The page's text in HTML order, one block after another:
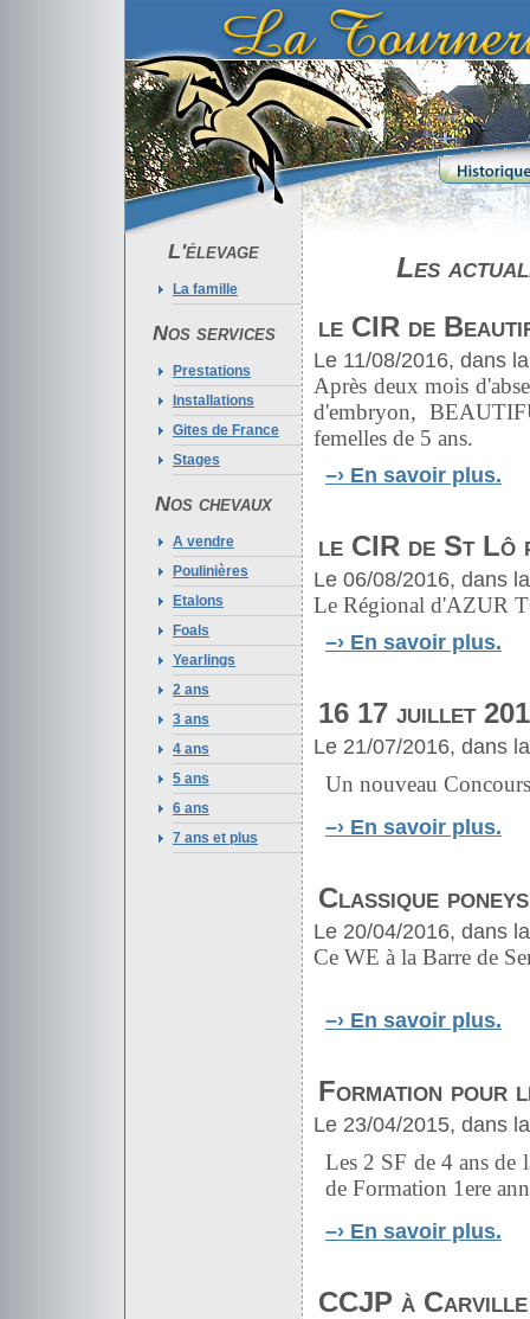
L'élevage
La famille
Nos services
Prestations
Installations
Gites de France
Stages
Nos chevaux
A vendre
Poulinières
Etalons
Foals
Yearlings
2 ans
3 ans
4 ans
5 ans
6 ans
7 ans et plus
Les
le CIR de
Le 11/08/2016, dans
Après deux mois
d'embryon,
femelles de 5 ans.
–› En savoir plus.
le CIR de St Lô
Le 06/08/2016, dans
Le Régional d'AZUR
–› En savoir plus.
16 17 juillet
Le 21/07/2016, dans
Un nouveau
–› En savoir plus.
Classique
Le 20/04/2016, dans
Ce WE à la Barre de
–› En savoir plus.
Formation pour
Le 23/04/2015, dans
Les 2 SF de 4 ans de
de Formation 1ere
–› En savoir plus.
CCJP à